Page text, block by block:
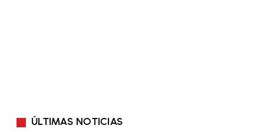
ÚLTIMAS NOTICIAS